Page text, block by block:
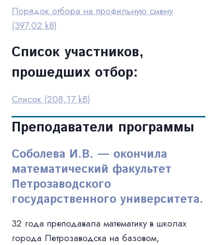
Порядок отбора на профильную смену
Список участников,
прошедших отбор:
Список
Преподаватели программы
Соболева И.В. — окончила
математический факультет
Петрозаводского
государственного университета.
32 года преподавала математику в школах
города Петрозаводска на базовом,